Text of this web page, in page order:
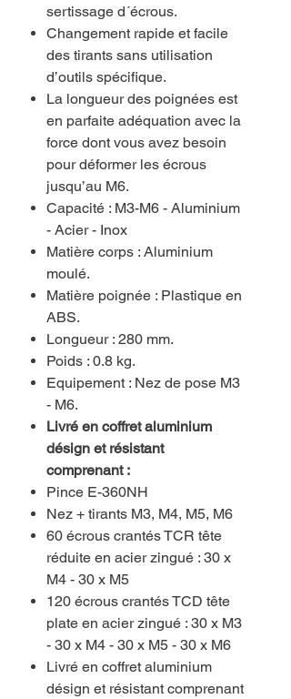
sertissage d´écrous.
Changement rapide et facile
des tirants sans utilisation
d’outils spécifique.
La longueur des poignées est
en parfaite adéquation avec la
force dont vous avez besoin
pour déformer les écrous
jusqu’au M6.
Capacité : M3-M6 - Aluminium
- Acier - Inox
Matière corps : Aluminium
moulé.
Matière poignée : Plastique en
ABS.
Longueur : 280 mm.
Poids : 0.8 kg.
Equipement : Nez de pose M3
- M6.
Livré en coffret aluminium
désign et résistant
comprenant:
Pince E-360NH
Nez + tirants M3, M4, M5, M6
60 écrous crantés TCR tête
réduite en acier zingué : 30 x
M4 - 30 x M5
120 écrous crantés TCD tête
plate en acier zingué : 30 x M3
- 30 x M4 - 30 x M5 - 30 x M6
Livré en coffret aluminium
désign et résistant comprenant